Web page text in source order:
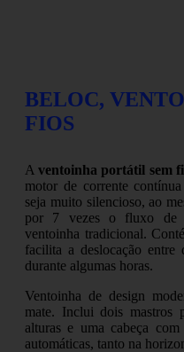
BELOC,
FIOS
Aventoinha portátil sem
motor de corrente
seja muito silencioso, ao
por 7 vezes o fluxo de
ventoinha tradicional.
facilita a deslocação
durante algumas horas.
Ventoinha de design
mate. Inclui dois mastros
alturas e uma cabeça
automáticas, tanto na